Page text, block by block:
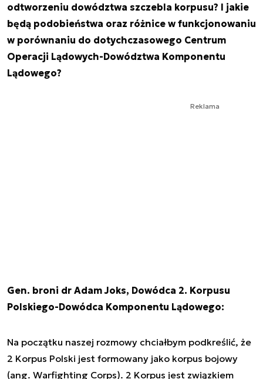
odtworzeniu dowództwa szczebla korpusu? I jakie
będą podobieństwa oraz różnice w funkcjonowaniu
w porównaniu do dotychczasowego Centrum
Operacji Lądowych-Dowództwa Komponentu
Lądowego?
Reklama
Gen. broni dr Adam Joks, Dowódca 2. Korpusu
Polskiego-Dowódca Komponentu Lądowego:
Na początku naszej rozmowy chciałbym podkreślić, że
2 Korpus Polski jest formowany jako korpus bojowy
(ang. Warfighting Corps). 2 Korpus jest związkiem